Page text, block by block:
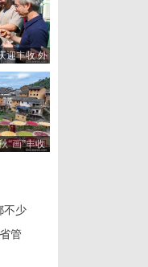
迎丰收 外
赞
“画”丰收
不少
管